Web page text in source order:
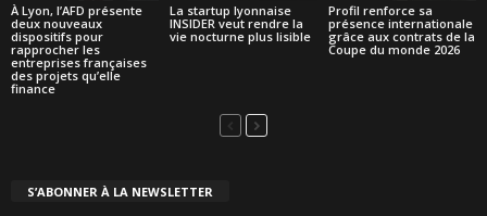
À Lyon, l’AFD présente
deux nouveaux
dispositifs pour
rapprocher les
entreprises françaises
des projets qu’elle
finance
La startup lyonnaise
INSIDER veut rendre la
vie nocturne plus lisible
Profil renforce sa
présence internationale
grâce aux contrats de la
Coupe du monde 2026
S’ABONNER À LA NEWSLETTER